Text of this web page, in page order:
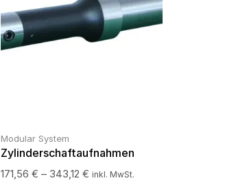
Modular System
Zylinderschaftaufnahmen
171,56€ – 343,12€ inkl. MwSt.